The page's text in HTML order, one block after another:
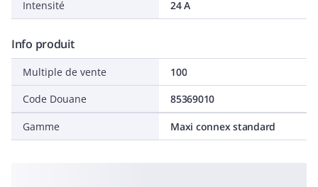
Intensité 24 A
Info produit
Multiple de vente
100
Code Douane
85369010
Gamme Maxi connex standard